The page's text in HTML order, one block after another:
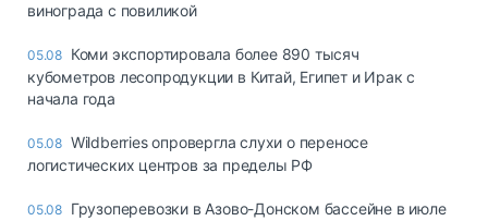
винограда с повиликой
05.08 Коми экспортировала более 890 тысяч
кубометров лесопродукции в Китай, Египет и Ирак с
начала года
05.08 Wildberries опровергла слухи о переносе
логистических центров за пределы РФ
05.08 Грузоперевозки в Азово-Донском бассейне в июле